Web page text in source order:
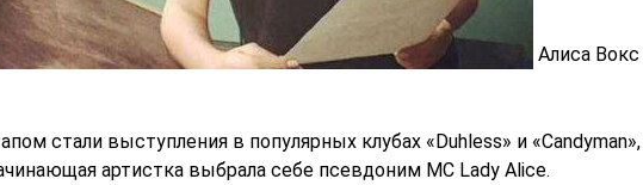
Алиса Вокс
стали выступления в популярных клубах «Duhless» и «Candyman»,
артистка выбрала себе псевдоним MC Lady Alice.